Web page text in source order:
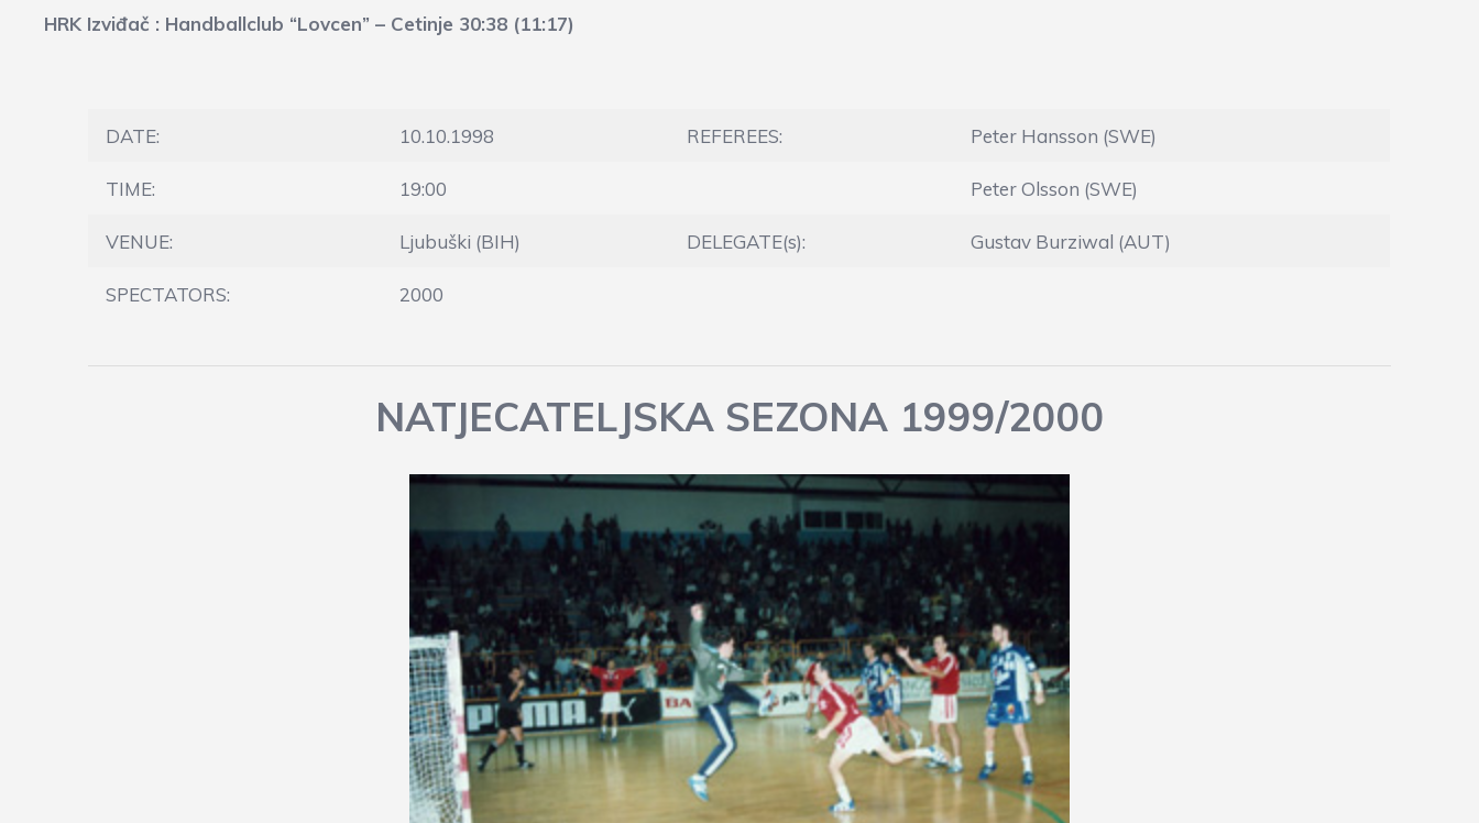
HRK Izviđač : Handballclub “Lovcen” – Cetinje 30:38 (11:17)
DATE: 10.10.1998 REFEREES: Peter Hansson (SWE)
TIME: 19:00 Peter Olsson (SWE)
VENUE: Ljubuški (BIH) DELEGATE(s): Gustav Burziwal (AUT)
SPECTATORS: 2000
NATJECATELJSKA SEZONA 1999/2000